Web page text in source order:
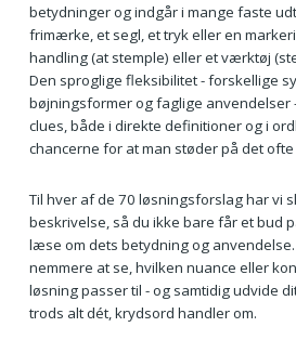
betydninger og indgår i mange faste
frimærke, et segl, et tryk eller en
handling (at stemple) eller et værktøj
Den sproglige fleksibilitet - forskellige
bøjningsformer og faglige anvendelser
clues, både i direkte definitioner og i
chancerne for at man støder på det
Til hver af de 70 løsningsforslag har vi
beskrivelse, så du ikke bare får et bud
læse om dets betydning og
nemmere at se, hvilken nuance eller
løsning passer til - og samtidig udvide
trods alt dét, krydsord handler om.